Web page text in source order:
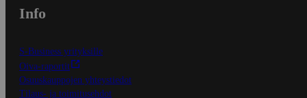
Info
S-Business yrityksille
Oiva-raportit
Osuuskauppojen yhteystiedot
Tilaus- ja toimitusehdot